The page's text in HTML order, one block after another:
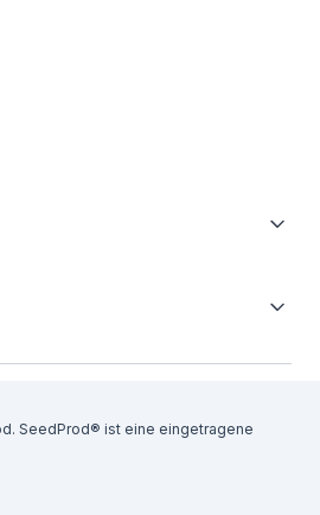
SeedProd® ist eine eingetragene